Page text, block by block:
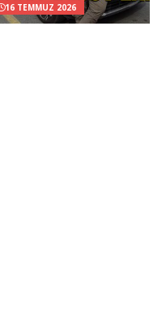
16 TEMMUZ 2026